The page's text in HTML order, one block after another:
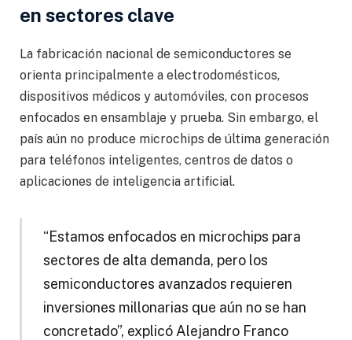
en sectores clave
La fabricación nacional de semiconductores se
orienta principalmente a electrodomésticos,
dispositivos médicos y automóviles, con procesos
enfocados en ensamblaje y prueba. Sin embargo, el
país aún no produce microchips de última generación
para teléfonos inteligentes, centros de datos o
aplicaciones de inteligencia artificial.
“Estamos enfocados en microchips para
sectores de alta demanda, pero los
semiconductores avanzados requieren
inversiones millonarias que aún no se han
concretado”, explicó Alejandro Franco